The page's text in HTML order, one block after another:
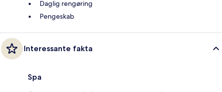
Daglig rengøring
Pengeskab
Interessante fakta
Spa